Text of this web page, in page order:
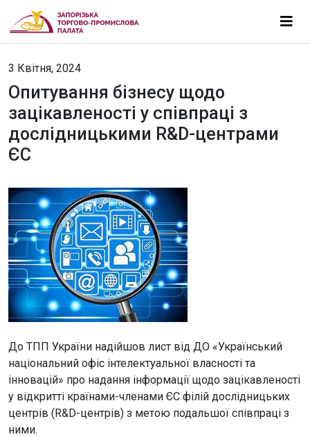
3 Квітня, 2024
Опитування бізнесу щодо
зацікавленості у співпраці з
дослідницькими R&D-центрами
ЄС
До ТПП України надійшов лист від ДО «Український
національний офіс інтелектуальної власності та
інновацій» про надання інформації щодо зацікавленості
у відкритті країнами-членами ЄС філій дослідницьких
центрів (R&D-центрів) з метою подальшої співпраці з
ними.